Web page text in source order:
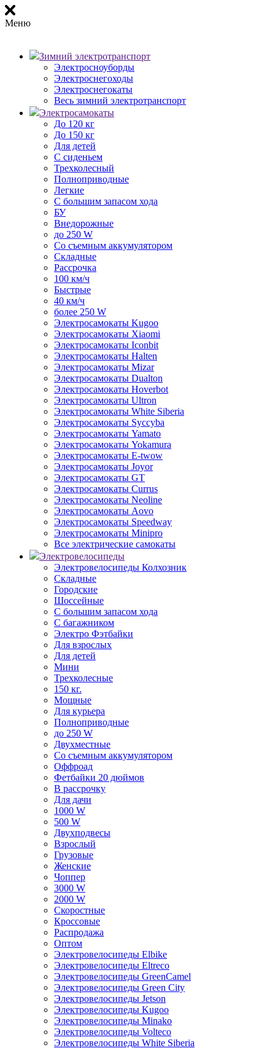
Меню
Зимний электротранспорт
Электросноуборды
Электроснегоходы
Электроснегокаты
Весь зимний электротранспорт
Электросамокаты
До 120 кг
До 150 кг
Для детей
С сиденьем
Трехколесный
Полноприводные
Легкие
С большим запасом хода
БУ
Внедорожные
до 250 W
Со съемным аккумулятором
Складные
Рассрочка
100 км/ч
Быстрые
40 км/ч
более 250 W
Электросамокаты Kugoo
Электросамокаты Xiaomi
Электросамокаты Iconbit
Электросамокаты Halten
Электросамокаты Mizar
Электросамокаты Dualton
Электросамокаты Hoverbot
Электросамокаты Ultron
Электросамокаты White Siberia
Электросамокаты Syccyba
Электросамокаты Yamato
Электросамокаты Yokamura
Электросамокаты E-twow
Электросамокаты Joyor
Электросамокаты GT
Электросамокаты Currus
Электросамокаты Neoline
Электросамокаты Aovo
Электросамокаты Speedway
Электросамокаты Minipro
Все электрические самокаты
Электровелосипеды
Электровелосипеды Колхозник
Складные
Городские
Шоссейные
С большим запасом хода
С багажником
Электро Фэтбайки
Для взрослых
Для детей
Мини
Трехколесные
150 кг.
Мощные
Для курьера
Полноприводные
до 250 W
Двухместные
Со съемным аккумулятором
Оффроад
Фетбайки 20 дюймов
В рассрочку
Для дачи
1000 W
500 W
Двухподвесы
Взрослый
Грузовые
Женские
Чоппер
3000 W
2000 W
Скоростные
Кроссовые
Распродажа
Оптом
Электровелосипеды Elbike
Электровелосипеды Eltreco
Электровелосипеды GreenCamel
Электровелосипеды Green City
Электровелосипеды Jetson
Электровелосипеды Kugoo
Электровелосипеды Minako
Электровелосипеды Volteco
Электровелосипеды White Siberia